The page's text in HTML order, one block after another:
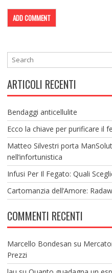
ARTICOLI RECENTI
Bendaggi anticellulite
Ecco la chiave per purificare il
Matteo Silvestri porta
nell’infortunistica
Infusi Per Il Fegato: Quali
Cartomanzia dell’Amore:
COMMENTI RECENTI
Marcello Bondesan su
Prezzi